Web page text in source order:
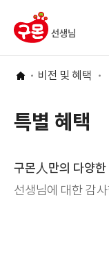
비전 및 혜택
특별 혜택
구몬人만의 다양
선생님에 대한 감